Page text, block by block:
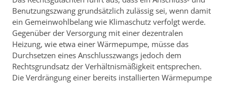
Benutzungszwang grundsätzlich zulässig sei, wenn damit
ein Gemeinwohlbelang wie Klimaschutz verfolgt werde.
Gegenüber der Versorgung mit einer dezentralen
Heizung, wie etwa einer Wärmepumpe, müsse das
Durchsetzen eines Anschlusszwangs jedoch dem
Rechtsgrundsatz der Verhältnismäßigkeit entsprechen.
Die Verdrängung einer bereits installierten Wärmepumpe